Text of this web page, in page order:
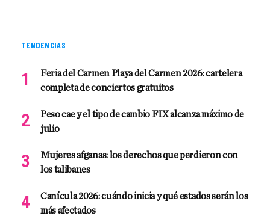
TENDENCIAS
Feria del Carmen Playa del Carmen 2026: cartelera
completa de conciertos gratuitos
Peso cae y el tipo de cambio FIX alcanza máximo de
julio
Mujeres afganas: los derechos que perdieron con
los talibanes
Canícula 2026: cuándo inicia y qué estados serán los
más afectados